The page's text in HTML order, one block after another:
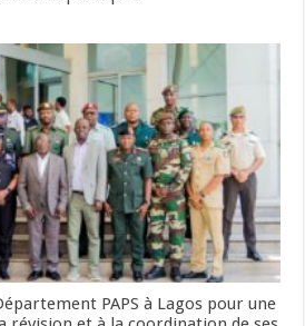
PAPS à Lagos pour une